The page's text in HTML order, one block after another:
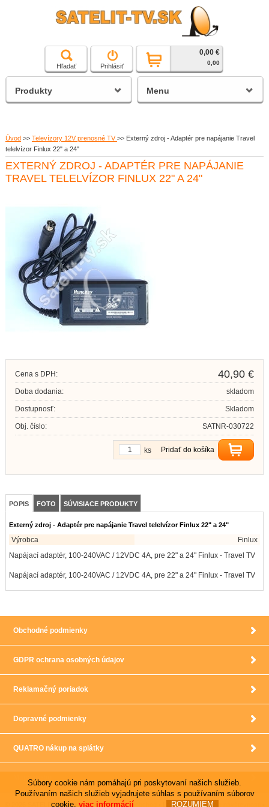
čierna a biela technika
satelitné prijímače
Hľadať Prihlásiť
0,00 €
0,00
Úvod >> Televízory 12V prenosné TV>> Externý zdroj - Adaptér pre napájanie Travel
telelvízor Finlux 22" a 24"
EXTERNÝ ZDROJ - ADAPTÉR PRE NAPÁJANIE
TRAVEL TELELVÍZOR FINLUX 22" A 24"
Cena s DPH: 40,90 €
Doba dodania: skladom
Dostupnosť: Skladom
Obj. číslo: SATNR-030722
Pridať do košíka
ks
POPIS FOTO SÚVISIACE PRODUKTY
Externý zdroj - Adaptér pre napájanie Travel telelvízor Finlux 22" a 24"
Výrobca
Finlux
Napájací adaptér, 100-240VAC / 12VDC 4A, pre 22" a 24" Finlux - Travel TV
Napájací adaptér, 100-240VAC / 12VDC 4A, pre 22" a 24" Finlux - Travel TV
Produkty
Obchodné podmienky
GDPR ochrana osobných údajov
Reklamačný poriadok
Dopravné podmienky
QUATRO nákup na splátky
Mapa webu
© 2026 SATELIT-TV satelitné prijímače •UNIobchod • LanMouzvyšovanie návštevnosti
Menu
Súbory cookie nám pomáhajú pri poskytovaní našich služieb.
Používaním našich služieb vyjadrujete súhlas s používaním súborov
cookie. viac informácií ROZUMIEM